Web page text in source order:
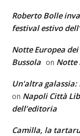
Roberto Bolle
festival estivo
Notte Europea
Bussola on Notte
Un'altra galassia:
on Napoli Città
dell’editoria
Camilla, la